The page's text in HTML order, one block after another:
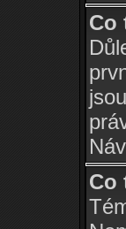
Co
Co